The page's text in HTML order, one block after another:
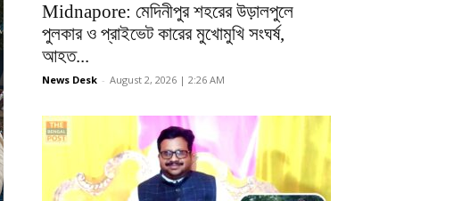
Midnapore: মেদিনীপুর শহরের উড়ালপুলে
পুলকার ও প্রাইভেট কারের মুখোমুখি সংঘর্ষ,
আহত...
News Desk - August 2, 2026 | 2:26 AM